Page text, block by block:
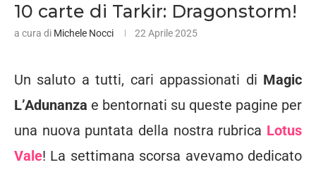
10 carte di Tarkir: Dragonstorm!
a cura di Michele Nocci 22 Aprile 2025
Un saluto a tutti, cari appassionati di Magic
L’Adunanza e bentornati su queste pagine per
una nuova puntata della nostra rubrica Lotus
Vale! La settimana scorsa avevamo dedicato